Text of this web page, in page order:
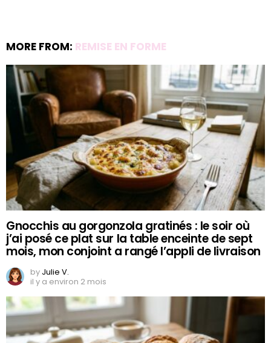
MORE FROM: REMISE EN FORME
Gnocchis au gorgonzola gratinés : le soir où
j’ai posé ce plat sur la table enceinte de sept
mois, mon conjoint a rangé l’appli de livraison
by Julie V.
il y a environ 2 mois